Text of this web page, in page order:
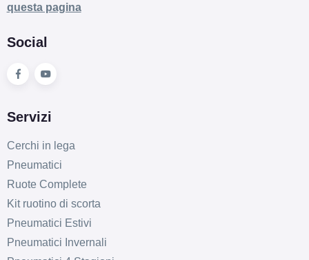
16" 6.5X16 ET45 5x112
Foro centrale: 76mm
questa pagina
Social
Servizi
Cerchi in lega
Pneumatici
Ruote Complete
Kit ruotino di scorta
Pneumatici Estivi
Pneumatici Invernali